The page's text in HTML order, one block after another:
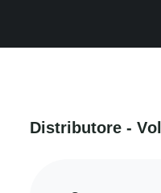
Distri butore - Vo